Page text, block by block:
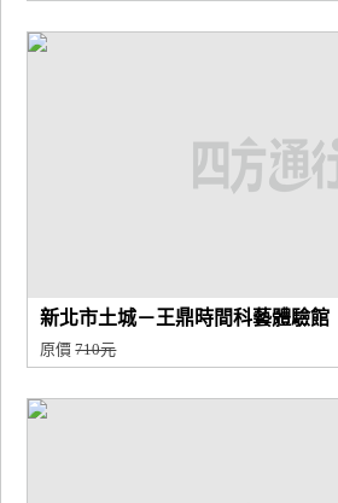
新北市土城－王鼎時間科藝體驗館
原價710元